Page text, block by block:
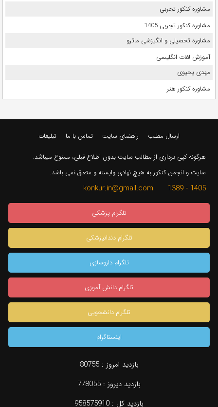
مشاوره کنکور تجربی
مشاوره کنکور تجربی 1405
مشاوره تحصیلی و انگیزشی ماترو
آموزش لغات انگلیسی
مهدی یحیوی
مشاوره کنکور هنر
ارسال مطلب راهنمای سایت تماس با ما تبلیغات
هرگونه کپی برداری از مطالب سایت بدون اطلاع قبلی، ممنوع میباشد.
سایت و انجمن کنکور به هیچ نهادی وابسته و متعلق نمی باشد.
1405 - 1389 konkur.in@gmail.com
تلگرام پزشکی
تلگرام دندانپزشکی
تلگرام داروسازی
تلگرام دانش آموزی
تلگرام دانشجویی
اینستاگرام
بازدید امروز :80755
بازدید دیروز : 778055
بازدید کل : 958575910